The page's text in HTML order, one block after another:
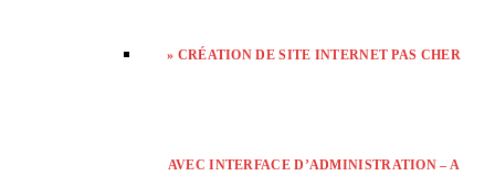
» CRÉATION DE SITE INTERNET PAS CHER
AVEC INTERFACE D’ADMINISTRATION – A